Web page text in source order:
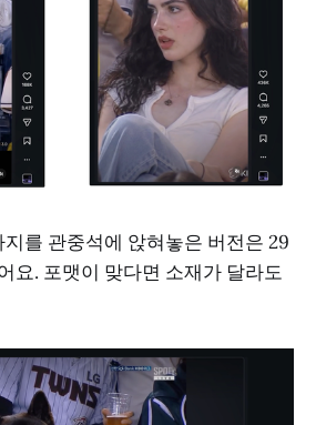
를 관중석에 앉혀놓은 버전은 29
요. 포맷이 맞다면 소재가 달라도